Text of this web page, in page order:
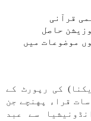
قرآنی
نماياں پوزيشن حاصل
موضوعات میں
كی رپورٹ كے
قراء پهنچے جن
میں ايران سے محمد جواد كاشفی ٬انڈونيشيا سے عبد